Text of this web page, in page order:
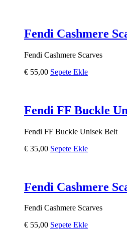
Fendi Cashmere
Fendi Cashmere Scarves
€ 55,00 Sepete Ekle
Fendi FF Buckle
Fendi FF Buckle Unisek Belt
€ 35,00 Sepete Ekle
Fendi Cashmere
Fendi Cashmere Scarves
€ 55,00 Sepete Ekle